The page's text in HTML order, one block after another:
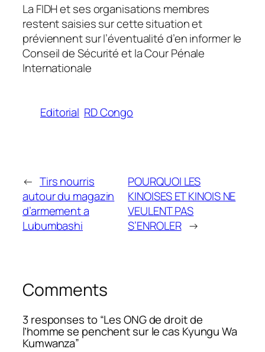
La FIDH et ses organisations membres
restent saisies sur cette situation et
préviennent sur l’éventualité d’en informer le
Conseil de Sécurité et la Cour Pénale
Internationale
Editorial RD Congo
← Tirs nourris
autour du magazin
d’armement a
Lubumbashi
POURQUOI LES
KINOISES ET KINOIS NE
VEULENT PAS
S’ENROLER →
Comments
3 responses to “Les ONG de droit de
l’homme se penchent sur le cas Kyungu Wa
Kumwanza”